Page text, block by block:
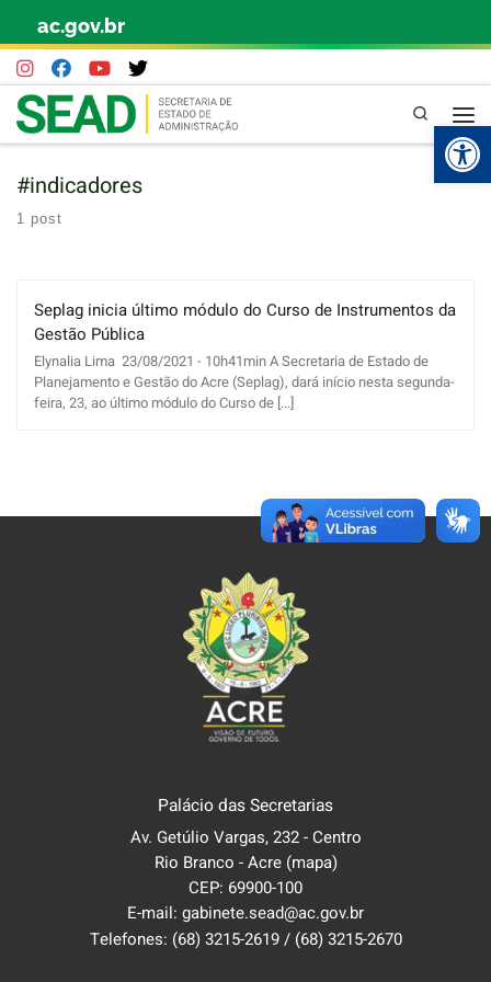
Skip to content
ac.gov.br
Pesquisa
#indicadores
1 post
Seplag inicia último módulo do Curso de Instrumentos da
Gestão Pública
Elynalia Lima 23/08/2021 - 10h41min A Secretaria de Estado de
Planejamento e Gestão do Acre (Seplag), dará início nesta segunda-
feira, 23, ao último módulo do Curso de [...]
Palácio das Secretarias
Av. Getúlio Vargas, 232 - Centro
Rio Branco - Acre (mapa)
CEP: 69900-100
E-mail: gabinete.sead@ac.gov.br
Telefones: (68) 3215-2619/ (68) 3215-2670